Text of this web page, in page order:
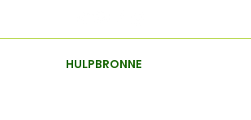
HULPBRONNE